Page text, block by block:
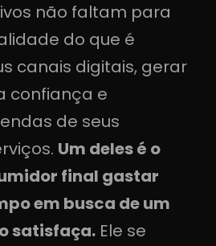
não faltam para
do que é
canais digitais, gerar
confiança e
de seus
Um deles é o
final gastar
em busca de um
satisfaça. Ele se